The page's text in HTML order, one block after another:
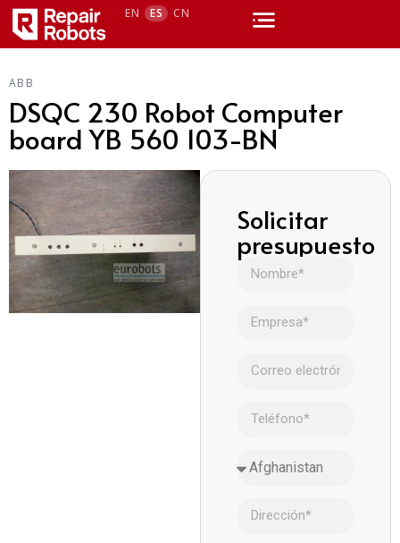
EN ES CN
ABB
DSQC 230 Robot Computer
board YB 560 103-BN
Solicitar
presupuesto